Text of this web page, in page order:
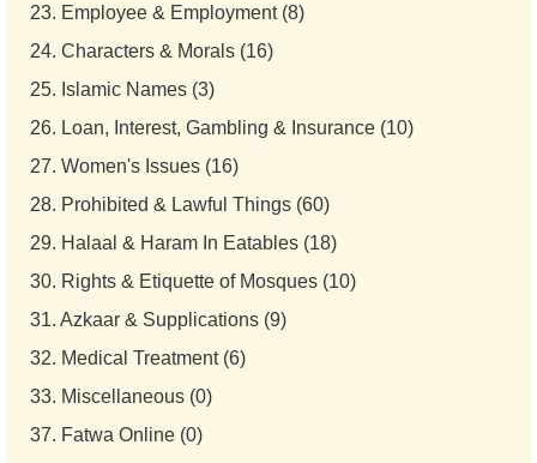
23. Employee & Employment (8)
24. Characters & Morals (16)
25. Islamic Names (3)
26. Loan, Interest, Gambling & Insurance (10)
27. Women's Issues (16)
28. Prohibited & Lawful Things (60)
29. Halaal & Haram In Eatables (18)
30. Rights & Etiquette of Mosques (10)
31. Azkaar & Supplications (9)
32. Medical Treatment (6)
33. Miscellaneous (0)
37. Fatwa Online (0)